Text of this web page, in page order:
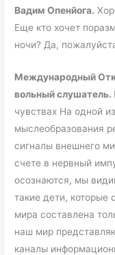
Вадим Опенйога.
Еще кто хочет
ночи? Да,
Международный
вольный слушатель.
чувствах На одной
мыслеобразования
сигналы внешнего
счете в нервный
осознаются, мы
такие дети, которые
мира составлена
наш мир
каналы